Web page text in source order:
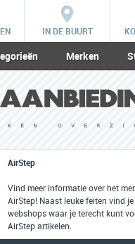
IN DE BUURT
Merken
AirStep
Vind meer informatie over het
AirStep! Naast leuke feiten vind
webshops waar je terecht kunt
AirStep artikelen.